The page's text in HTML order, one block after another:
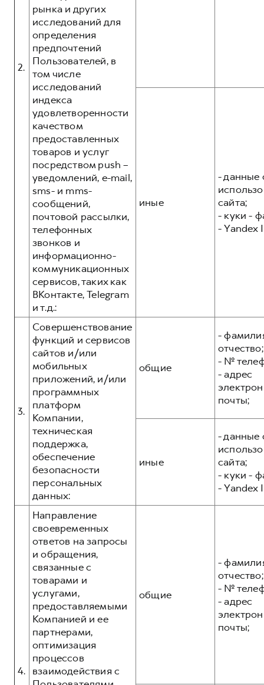
2.
рынка и других
исследований для
определения
предпочтений
Пользователей, в
том числе
исследований
индекса
удовлетворенности
качеством
предоставленных
товаров и услуг
посредством push –
уведомлений, e-mail,
sms- и mms-
сообщений,
почтовой рассылки,
телефонных
звонков и
информационно-
коммуникационных
сервисов, таких как
ВКонтакте, Telegram
и т.д.:
иные
- данные
сайта;
- куки -
- Yandex
3.
Совершенствование
функций и сервисов
сайтов и/или
мобильных
приложений, и/или
программных
платформ
Компании,
техническая
поддержка,
обеспечение
безопасности
персональных
данных:
общие
-
отчество;
- №
- адрес
почты;
иные
- данные
сайта;
- куки -
- Yandex
4.
Направление
своевременных
ответов на запросы
и обращения,
связанные с
товарами и
услугами,
предоставляемыми
Компанией и ее
партнерами,
оптимизация
процессов
взаимодействия с
общие
-
отчество;
- №
- адрес
почты;